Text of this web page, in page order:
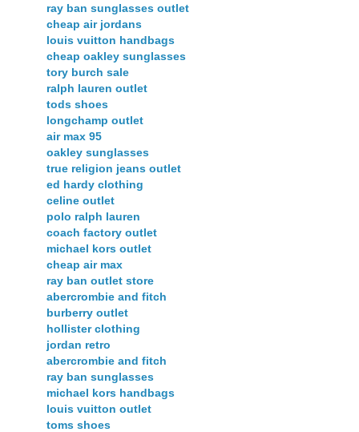
ray ban sunglasses outlet
cheap air jordans
louis vuitton handbags
cheap oakley sunglasses
tory burch sale
ralph lauren outlet
tods shoes
longchamp outlet
air max 95
oakley sunglasses
true religion jeans outlet
ed hardy clothing
celine outlet
polo ralph lauren
coach factory outlet
michael kors outlet
cheap air max
ray ban outlet store
abercrombie and fitch
burberry outlet
hollister clothing
jordan retro
abercrombie and fitch
ray ban sunglasses
michael kors handbags
louis vuitton outlet
toms shoes